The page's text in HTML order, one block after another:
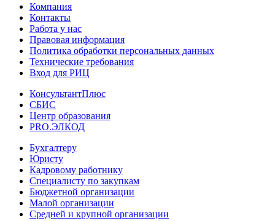
Компания
Контакты
Работа у нас
Правовая информация
Политика обработки персональных данных
Технические требования
Вход для РИЦ
КонсультантПлюс
СБИС
Центр образования
PRO.ЭЛКОД
Бухгалтеру
Юристу
Кадровому работнику
Специалисту по закупкам
Бюджетной организации
Малой организации
Средней и крупной организации